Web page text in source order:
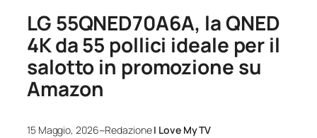
LG 55QNED70A6A, la QNED
4K da 55 pollici ideale per il
salotto in promozione su
Amazon
15 Maggio, 2026–RedazioneI Love My TV